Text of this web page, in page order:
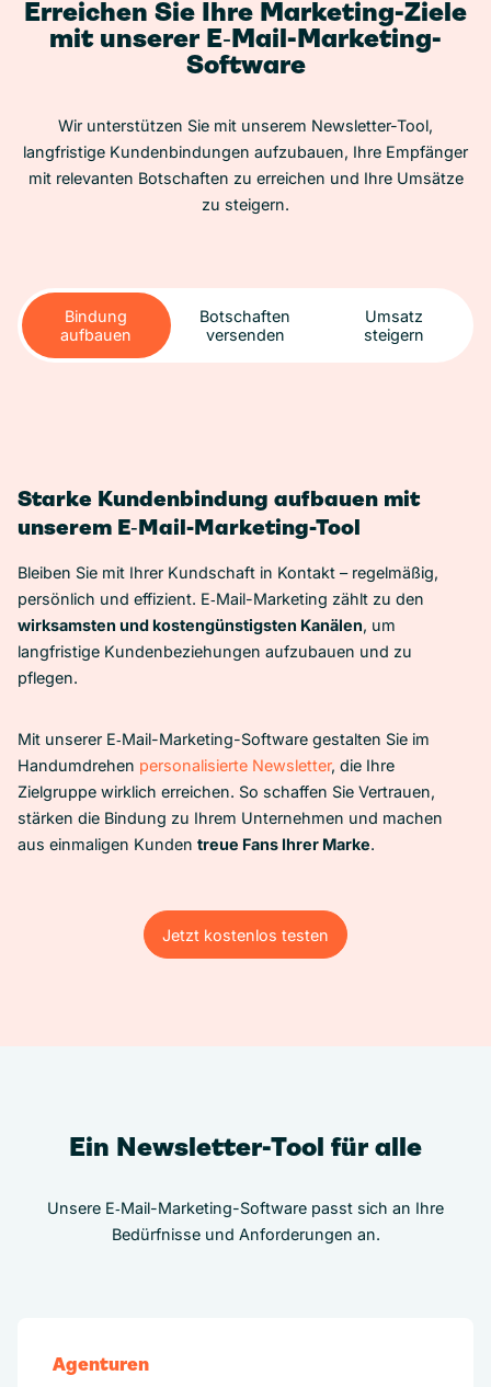
Erreichen Sie Ihre Marketing-Ziele
mit unserer E‑Mail-Marketing-
Software
Wir unterstützen Sie mit unserem Newsletter-Tool,
langfristige Kundenbindungen aufzubauen, Ihre Empfänger
mit relevanten Botschaften zu erreichen und Ihre Umsätze
zu steigern.
Bindung
aufbauen
Botschaften
versenden
Umsatz
steigern
Starke Kundenbindung aufbauen mit
unserem E‑Mail-Marketing-Tool
Bleiben Sie mit Ihrer Kundschaft in Kontakt – regelmäßig,
persönlich und effizient. E‑Mail-Marketing zählt zu den
wirksamsten und kostengünstigsten Kanälen, um
langfristige Kundenbeziehungen aufzubauen und zu
pflegen.
Mit unserer E‑Mail-Marketing-Software gestalten Sie im
Handumdrehen personalisierte Newsletter, die Ihre
Zielgruppe wirklich erreichen. So schaffen Sie Vertrauen,
stärken die Bindung zu Ihrem Unternehmen und machen
aus einmaligen Kunden treue Fans Ihrer Marke.
Jetzt kostenlos testen
Jetzt kostenlos testen
Ein Newsletter-Tool für alle
Unsere E‑Mail-Marketing-Software passt sich an Ihre
Bedürfnisse und Anforderungen an.
Agenturen